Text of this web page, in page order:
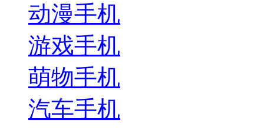
动漫手机
游戏手机
萌物手机
汽车手机